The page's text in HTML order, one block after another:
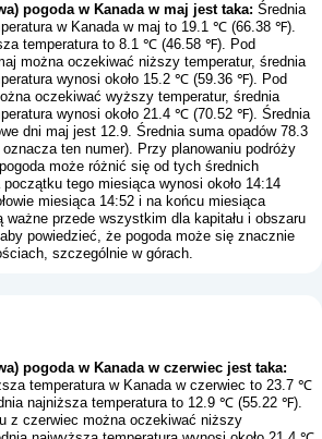
pogoda w Kanada w maj jest taka: Średnia
w Kanada w maj to 19.1 ℃ (66.38 ℉).
temperatura to 8.1 ℃ (46.58 ℉). Pod
można oczekiwać niższy temperatur, średnia
wynosi około 15.2 ℃ (59.36 ℉). Pod
oczekiwać wyższy temperatur, średnia
wynosi około 21.4 ℃ (70.52 ℉). Średnia
dni maj jest 12.9. Średnia suma opadów 78.3
ten numer). Przy planowaniu podróży
może różnić się od tych średnich
tego miesiąca wynosi około 14:14
miesiąca 14:52 i na końcu miesiąca
przede wszystkim dla kapitału i obszaru
powiedzieć, że pogoda może się znacznie
szczególnie w górach.
pogoda w Kanada w czerwiec jest taka:
temperatura w Kanada w czerwiec to 23.7 ℃
najniższa temperatura to 12.9 ℃ (55.22 ℉).
z czerwiec można oczekiwać niższy